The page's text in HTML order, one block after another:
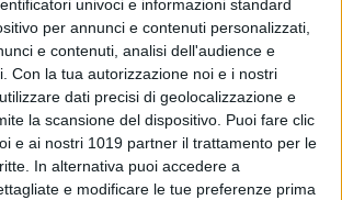
univoci e informazioni standard
per annunci e contenuti personalizzati,
e contenuti, analisi dell'audience e
Con la tua autorizzazione noi e i nostri
dati precisi di geolocalizzazione e
la scansione del dispositivo. Puoi fare clic
e ai nostri 1019 partner il trattamento per le
In alternativa puoi accedere a
e modificare le tue preferenze prima
può tradire i fatti
accaduti” ma non la
narrazione ha l’andamento
si sviluppa su tre
principali: il re caduto, la
lotta per lui, e un terzo
un ragazzo misterioso,